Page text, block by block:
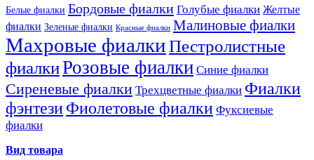
Белые фиалки Бордовые фиалки Голубые фиалки Желтые
фиалки Зеленые фиалки Красные фиалки Малиновые фиалки
Махровые фиалкиПестролистные
фиалкиРозовые фиалки Синие фиалки
Сиреневые фиалки Трехцветные фиалки Фиалки
фэнтезиФиолетовые фиалки Фуксиевые
фиалки
Вид товара